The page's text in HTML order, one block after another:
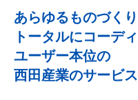
あらゆるものづく
トータルにコーデ
ユーザー本位の
西田産業のサービス